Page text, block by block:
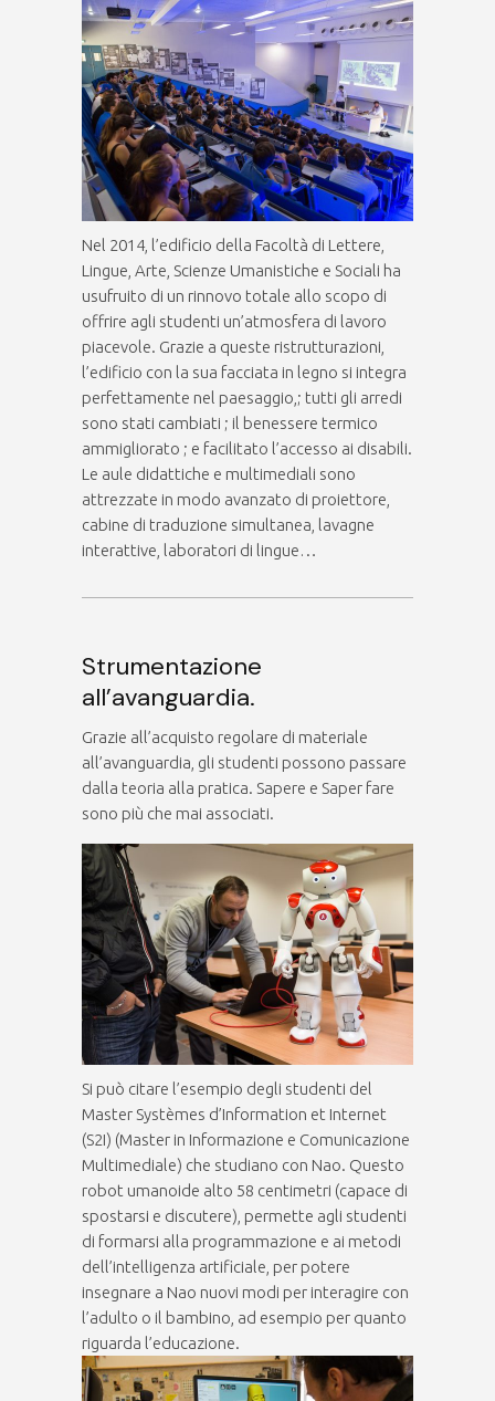
Nel 2014, l’edificio della Facoltà di Lettere,
Lingue, Arte, Scienze Umanistiche e Sociali ha
usufruito di un rinnovo totale allo scopo di
offrire agli studenti un’atmosfera di lavoro
piacevole. Grazie a queste ristrutturazioni,
l’edificio con la sua facciata in legno si integra
perfettamente nel paesaggio,; tutti gli arredi
sono stati cambiati ; il benessere termico
ammigliorato ; e facilitato l’accesso ai disabili.
Le aule didattiche e multimediali sono
attrezzate in modo avanzato di proiettore,
cabine di traduzione simultanea, lavagne
interattive, laboratori di lingue…
Strumentazione
all’avanguardia.
Grazie all’acquisto regolare di materiale
all’avanguardia, gli studenti possono passare
dalla teoria alla pratica. Sapere e Saper fare
sono più che mai associati.
Si può citare l’esempio degli studenti del
Master Systèmes d’Information et Internet
(S2I) (Master in Informazione e Comunicazione
Multimediale) che studiano con Nao. Questo
robot umanoide alto 58 centimetri (capace di
spostarsi e discutere), permette agli studenti
di formarsi alla programmazione e ai metodi
dell’intelligenza artificiale, per potere
insegnare a Nao nuovi modi per interagire con
l’adulto o il bambino, ad esempio per quanto
riguarda l’educazione.